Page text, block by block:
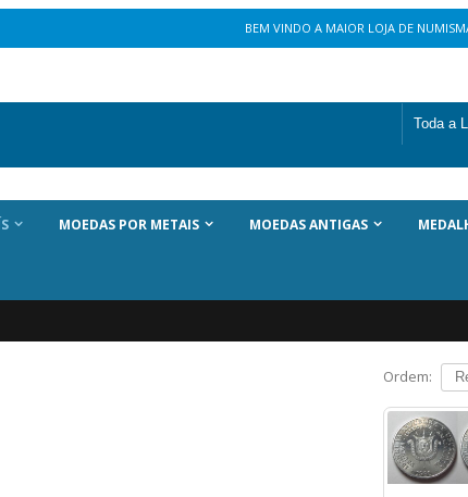
BEM VINDO A MAIOR LOJA DE
MOEDAS POR METAIS MOEDAS ANTIGAS
Ordem: